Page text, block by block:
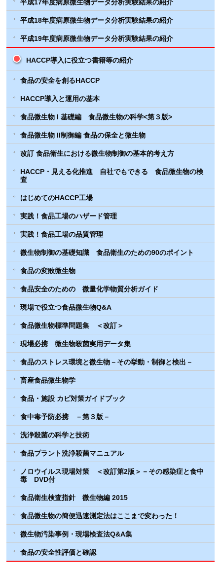
平成17年度病原微生物データ分析実験結果の紹介
平成18年度病原微生物データ分析実験結果の紹介
平成19年度病原微生物データ分析実験結果の紹介
HACCP導入に役立つ書籍等の紹介
食品の安全を創るHACCP
HACCP導入と運用の基本
食品微生物 I 基礎編 食品微生物の科学<第３版>
食品微生物 II制御編 食品の保全と微生物
改訂 食品衛生における微生物制御の基本的考え方
HACCP・見える化推進 自社でもできる 食品微生物の検
査
はじめてのHACCP工場
実践！食品工場のハザード管理
実践！食品工場の品質管理
微生物制御の基礎知識 食品衛生のための90のポイント
食品の変敗微生物
食品安全のための 微量化学物質分析ガイド
現場で役立つ食品微生物Q&A
食品微生物標準問題集 ＜改訂＞
現場必携 微生物殺菌実用データ集
食品のストレス環境と微生物－その挙動・制御と検出－
畜産食品微生物学
食品・施設 カビ対策ガイドブック
食中毒予防必携 －第３版－
洗浄殺菌の科学と技術
食品プラント洗浄殺菌マニュアル
ノロウイルス現場対策 ＜改訂第2版＞－その感染症と食中
毒 DVD付
食品衛生検査指針 微生物編 2015
食品微生物の簡便迅速測定法はここまで変わった！
微生物汚染事例・現場検査法Q&A集
食品の安全性評価と確認